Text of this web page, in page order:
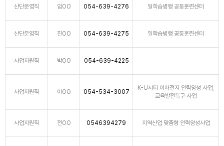
산단운영직 임OO 054-639-4276 일학습병행 공동훈련센터
산단운영직 진OO 054-639-4275 일학습병행 공동훈련센터
사업지원직 박OO 054-639-4225
사업지원직 이OO 054-534-3007
K-U시티 이차전지 인력양성 사업,
교육발전특구 사업
사업지원직 전OO 0546394279 지역산업 맞춤형 인력양성사업